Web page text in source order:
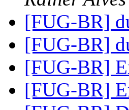
[FUG-BR]
[FUG-BR]
[FUG-BR]
[FUG-BR]